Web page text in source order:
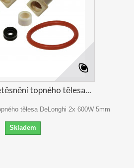
topného tělesa...
tělesa DeLonghi 2x 600W 5mm
Skladem